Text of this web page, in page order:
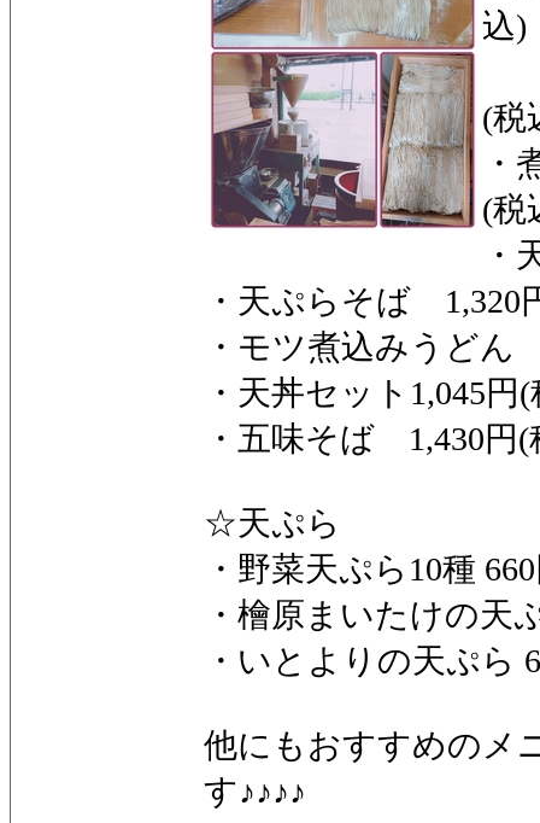
込)
(税
・
(税
・
・天ぷらそば 1,320
・モツ煮込みうどん
・天丼セット1,045円
・五味そば 1,430円(
☆天ぷら
・野菜天ぷら10種
・檜原まいたけの天
・いとよりの天ぷら
他にもおすすめのメ
す♪♪♪♪